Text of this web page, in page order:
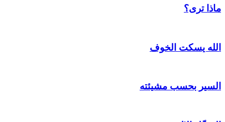
ماذا ترى؟
الله يسكت الخوف
السير بحسب مشيئته